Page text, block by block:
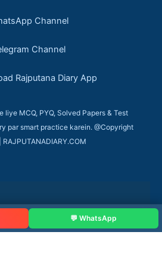
Channel
Channel
Rajputana Diary App
liye MCQ, PYQ, Solved Papers & Test
par smart practice karein. @Copyright
💬 WhatsApp